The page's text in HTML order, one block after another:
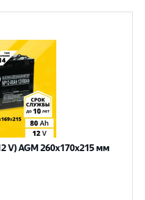
V) AGM 260x170x215 мм